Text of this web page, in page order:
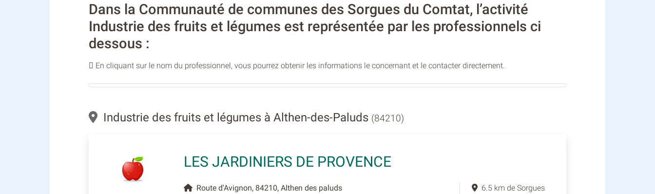
Dans la Communauté de communes des Sorgues du Comtat, l’activité
Industrie des fruits et légumes est représentée par les professionnels ci
dessous :
En cliquant sur le nom du professionnel, vous pourrez obtenir les informations le concernant et le contacter directement.
Industrie des fruits et légumes à Althen-des-Paluds (84210)
LES JARDINIERS DE PROVENCE
Route d'Avignon, 84210, Althen des paluds
6.5 km de Sorgues